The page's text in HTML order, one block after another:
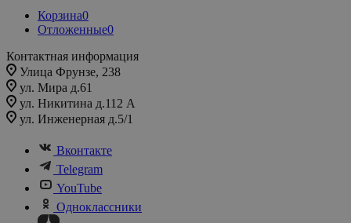
Корзина0
Отложенные0
Контактная информация
Улица Фрунзе, 238​
ул. Мира д.61
ул. Никитина д.112 А
ул. Инженерная д.5/1
Вконтакте
Telegram
YouTube
Одноклассники